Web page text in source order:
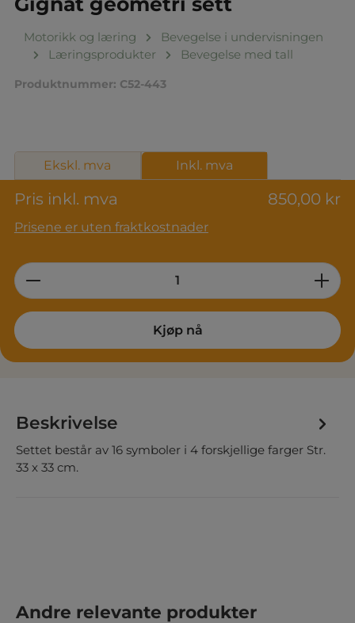
Motorikk og læring
Bevegelse i undervisningen
Læringsprodukter
Bevegelse med tall
Produktnummer: C52-443
Pris inkl. mva 850,00 kr
Prisene er uten fraktkostnader
Ekskl. mva Inkl. mva
Product Quantity: Enter the desired
Kjøp nå
Beskrivelse
Settet består av 16 symboler i 4 forskjellige farger Str.
33 x 33 cm.
Hopp over produktgalleri
Andre relevante produkter